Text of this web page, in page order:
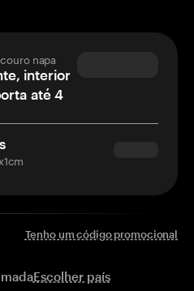
napa
interior
até 4
Tenho um código promocional
Escolher país